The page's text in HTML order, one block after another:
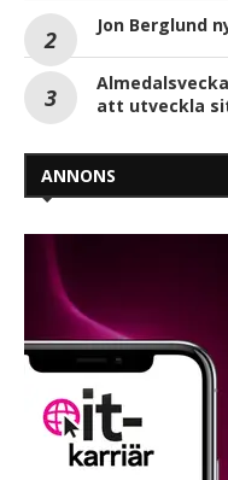
Jon Berglund
att utveckla
ANNONS